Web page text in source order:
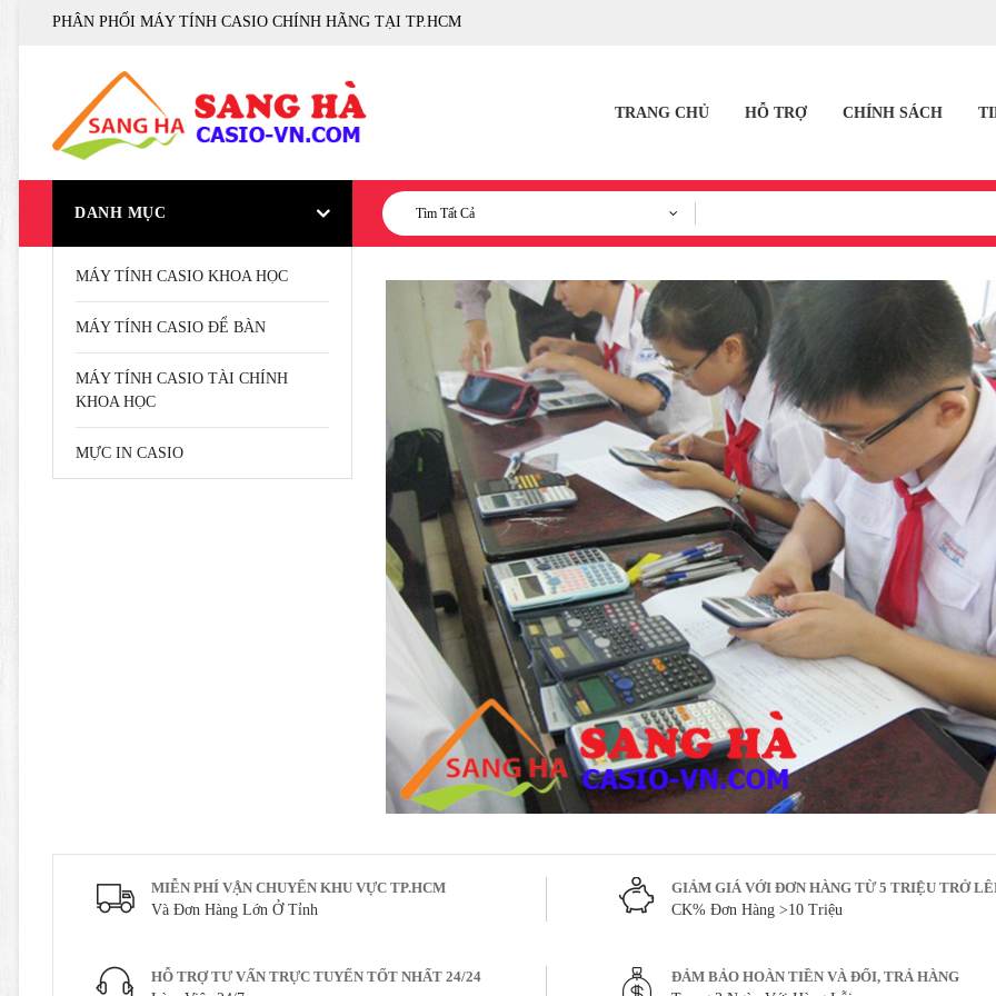
PHÂN PHỐI MÁY TÍNH CASIO CHÍNH HÃNG TẠI TP.HCM
TRANG CHỦ HỖ TRỢ CHÍNH SÁCH
DANH MỤC Tìm Tất Cả
MÁY TÍNH CASIO KHOA HỌC
MÁY TÍNH CASIO ĐỂ BÀN
MÁY TÍNH CASIO TÀI CHÍNH
KHOA HỌC
MỰC IN CASIO
MIỄN PHÍ VẬN CHUYỂN KHU VỰC TP.HCM
Và Đơn Hàng Lớn Ở Tỉnh
GIẢM GIÁ VỚI ĐƠN HÀNG TỪ 5 TRIỆU TRỞ
CK% Đơn Hàng >10 Triệu
HỖ TRỢ TƯ VẤN TRỰC TUYẾN TỐT NHẤT 24/24
ĐẢM BẢO HOÀN TIỀN VÀ ĐỔI, TRẢ HÀNG